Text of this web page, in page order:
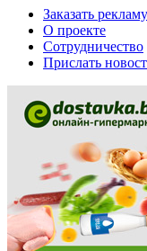
Заказать рекламу
О проекте
Сотрудничество
Прислать